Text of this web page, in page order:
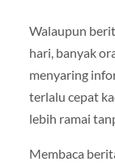
Walaupun
hari, banyak
menyaring
terlalu cepat
lebih ramai
Membaca